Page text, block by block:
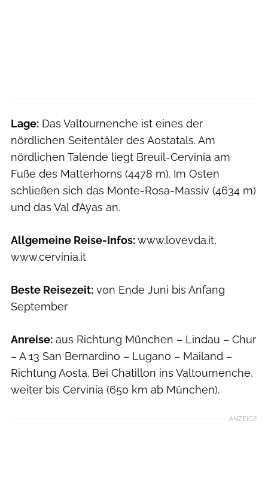
Lage: Das Valtournenche ist eines der
nördlichen Seitentäler des Aostatals. Am
nördlichen Talende liegt Breuil-Cervinia am
Fuße des Matterhorns (4478 m). Im Osten
schließen sich das Monte-Rosa-Massiv (4634 m)
und das Val d’Ayas an.
Allgemeine Reise-Infos:www.lovevda.it,
www.cervinia.it
Beste Reisezeit: von Ende Juni bis Anfang
September
Anreise: aus Richtung München – Lindau – Chur
– A 13 San Bernardino – Lugano – Mailand –
Richtung Aosta. Bei Chatillon ins Valtournenche,
weiter bis Cervinia (650 km ab München).
ANZEIGE